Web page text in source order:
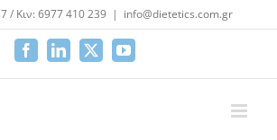
/ Κιν: 6977 410 239 | info@dietetics.com.gr
FacebookLinkedIn
X YouTube